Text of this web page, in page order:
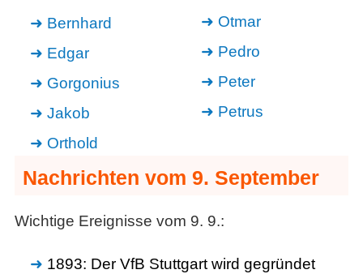
Bernhard
Edgar
Gorgonius
Jakob
Orthold
Otmar
Pedro
Peter
Petrus
Nachrichten vom 9. September
Wichtige Ereignisse vom 9. 9.:
1893: Der VfB Stuttgart wird gegründet